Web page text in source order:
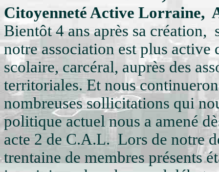
Citoyenneté Active
Bientôt 4 ans après sa création,
notre association est plus
scolaire, carcéral, auprès des
territoriales. Et nous
nombreuses sollicitations qui
politique actuel nous a amené
acte 2 de C.A.L. Lors de notre
trentaine de membres présents